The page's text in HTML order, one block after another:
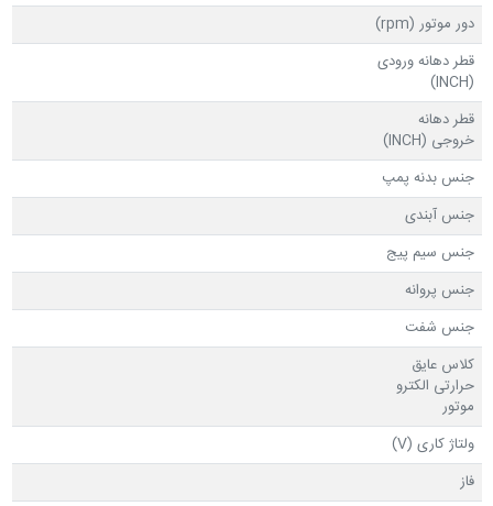
دور موتور (rpm)
قطر دهانه ورودی
(INCH)
قطر دهانه
خروجی (INCH)
جنس بدنه پمپ
جنس آبندی
جنس سیم پیج
جنس پروانه
جنس شفت
کلاس عایق
حرارتی الکترو
موتور
ولتاژ کاری (V)
فاز